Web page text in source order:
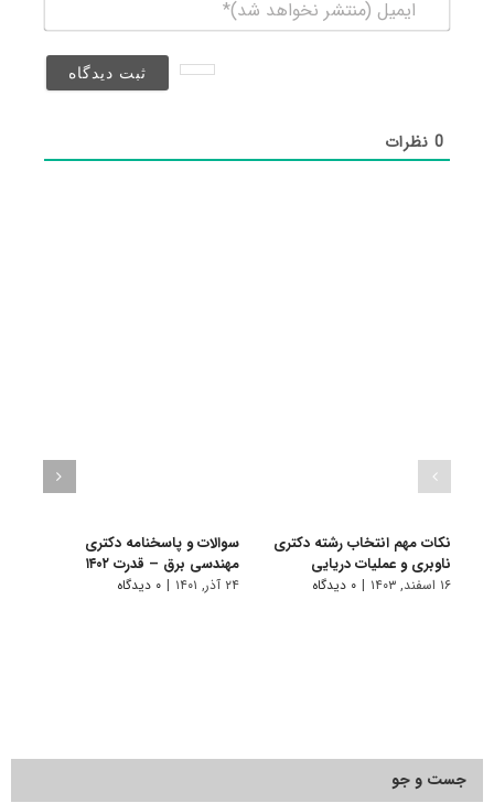
(منتشر
0نظرات
نکات مهم انتخاب رشته دکتری
ناوبری و عملیات دریایی
۱۶ اسفند, ۱۴۰۳ | ۰ دیدگاه
سوالات و پاسخنامه دکتری
مهندسی برق – قدرت ۱۴۰۲
۲۴ آذر, ۱۴۰۱ | ۰ دیدگاه
جست و جو